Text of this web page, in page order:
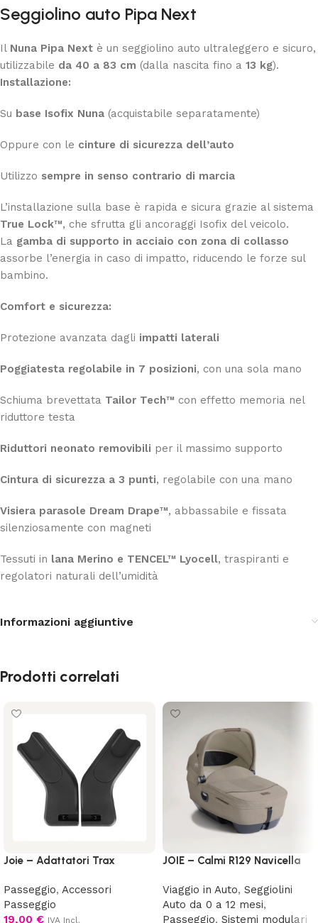
Seggiolino auto Pipa Next
Il Nuna Pipa Next è un seggiolino auto ultraleggero e sicuro,
utilizzabile da 40 a 83 cm (dalla nascita fino a 13 kg).
Installazione:
Su base Isofix Nuna (acquistabile separatamente)
Oppure con le cinture di sicurezza dell’auto
Utilizzo sempre in senso contrario di marcia
L’installazione sulla base è rapida e sicura grazie al sistema
True Lock™, che sfrutta gli ancoraggi Isofix del veicolo.
La gamba di supporto in acciaio con zona di collasso
assorbe l’energia in caso di impatto, riducendo le forze sul
bambino.
Comfort e sicurezza:
Protezione avanzata dagli impatti laterali
Poggiatesta regolabile in 7 posizioni, con una sola mano
Schiuma brevettata Tailor Tech™ con effetto memoria nel
riduttore testa
Riduttori neonato removibili per il massimo supporto
Cintura di sicurezza a 3 punti, regolabile con una mano
Visiera parasole Dream Drape™, abbassabile e fissata
silenziosamente con magneti
Tessuti in lana Merino e TENCEL™ Lyocell, traspiranti e
regolatori naturali dell’umidità
Informazioni aggiuntive
Prodotti correlati
Joie – Adattatori Trax
Passeggio, Accessori
Passeggio
19,00 € IVA Incl.
JOIE – Calmi R129 Navicella
Viaggio in Auto, Seggiolini
Auto da 0 a 12 mesi,
Passeggio, Sistemi modulari